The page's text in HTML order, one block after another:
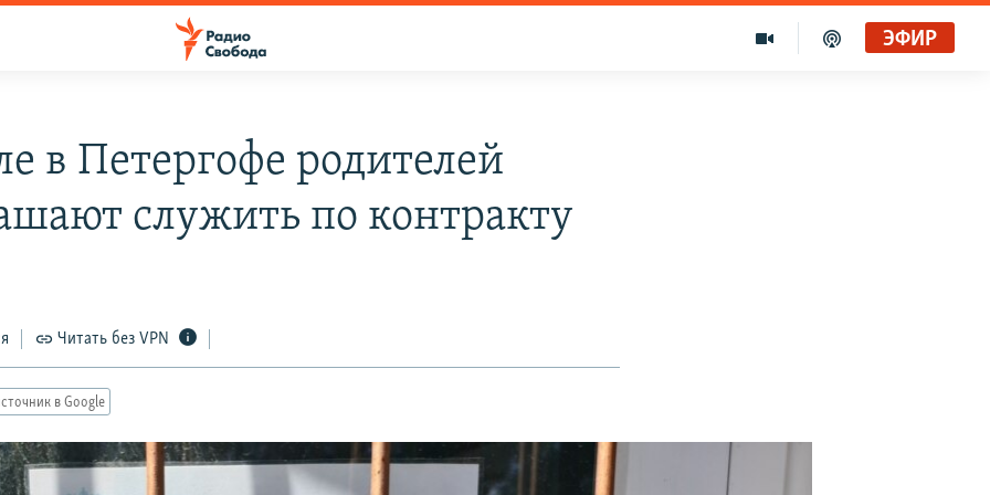
ЭФИР
в Петергофе родителей
служить по контракту
Читать без VPN
в Google